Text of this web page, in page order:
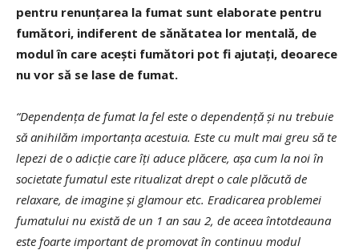
pentru renunțarea la fumat sunt elaborate pentru
fumători, indiferent de sănătatea lor mentală, de
modul în care acești fumători pot fi ajutați, deoarece
nu vor să se lase de fumat.
“Dependența de fumat la fel este o dependență și nu trebuie
să anihilăm importanța acestuia. Este cu mult mai greu să te
lepezi de o adicție care îți aduce plăcere, așa cum la noi în
societate fumatul este ritualizat drept o cale plăcută de
relaxare, de imagine și glamour etc. Eradicarea problemei
fumatului nu există de un 1 an sau 2, de aceea întotdeauna
este foarte important de promovat în continuu modul